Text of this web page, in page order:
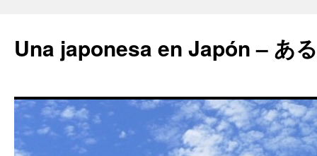
Una japonesa en Japón – あ